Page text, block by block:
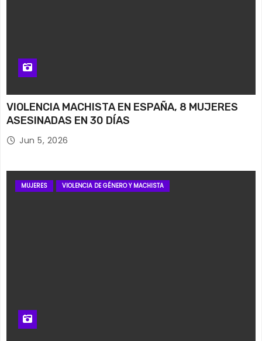
VIOLENCIA MACHISTA EN ESPAÑA, 8 MUJERES
ASESINADAS EN 30 DÍAS
Jun 5, 2026
MUJERES VIOLENCIA DE GÉNERO Y MACHISTA